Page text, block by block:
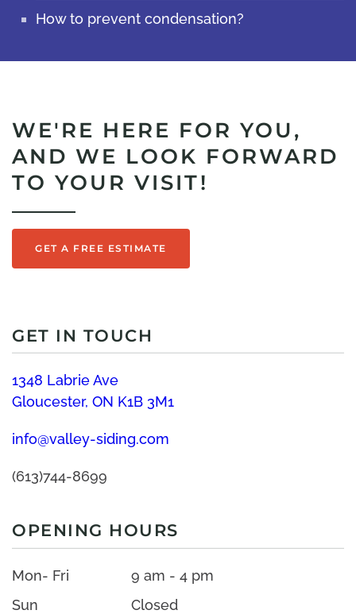
How to prevent condensation?
WE'RE HERE FOR YOU,
AND WE LOOK FORWARD
TO YOUR VISIT!
GET A FREE ESTIMATE
GET IN TOUCH
1348 Labrie Ave
Gloucester, ON K1B 3M1
info@valley-siding.com
(613)744-8699
OPENING HOURS
Mon- Fri
9 am - 4 pm
Sun
Closed